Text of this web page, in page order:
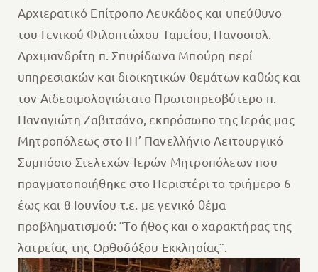
Αρχιερατικό Επίτροπο Λευκάδος και υπεύθυνο
του Γενικού Φιλοπτώχου Ταμείου, Πανοσιολ.
Αρχιμανδρίτη π. Σπυρίδωνα Μπούρη περί
υπηρεσιακών και διοικητικών θεμάτων καθώς και
τον Αιδεσιμολογιώτατο Πρωτοπρεσβύτερο π.
Παναγιώτη Ζαβιτσάνο, εκπρόσωπο της Ιεράς μας
Μητροπόλεως στο ΙΗ’ Πανελλήνιο Λειτουργικό
Συμπόσιο Στελεχών Ιερών Μητροπόλεων που
πραγματοποιήθηκε στο Περιστέρι το τριήμερο 6
έως και 8 Ιουνίου τ.ε. με γενικό θέμα
προβληματισμού: ¨Το ήθος και ο χαρακτήρας της
λατρείας της Ορθοδόξου Εκκλησίας¨.